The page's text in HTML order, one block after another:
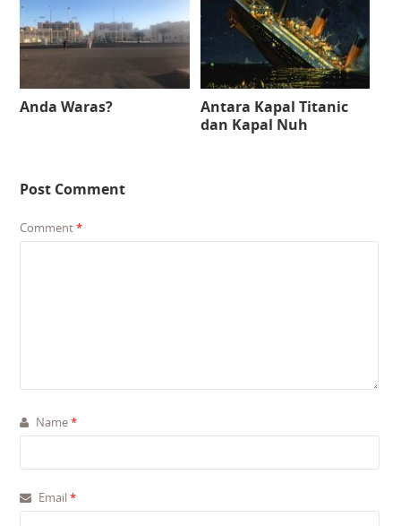
Anda Waras?
Antara Kapal Titanic
dan Kapal Nuh
Post Comment
Comment*
Name*
Email*